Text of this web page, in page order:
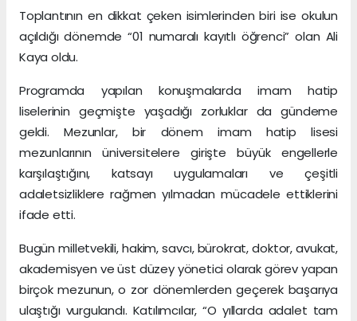
Toplantının en dikkat çeken isimlerinden biri ise okulun
açıldığı dönemde “01 numaralı kayıtlı öğrenci” olan Ali
Kaya oldu.
Programda yapılan konuşmalarda imam hatip
liselerinin geçmişte yaşadığı zorluklar da gündeme
geldi. Mezunlar, bir dönem imam hatip lisesi
mezunlarının üniversitelere girişte büyük engellerle
karşılaştığını, katsayı uygulamaları ve çeşitli
adaletsizliklere rağmen yılmadan mücadele ettiklerini
ifade etti.
Bugün milletvekili, hakim, savcı, bürokrat, doktor, avukat,
akademisyen ve üst düzey yönetici olarak görev yapan
birçok mezunun, o zor dönemlerden geçerek başarıya
ulaştığı vurgulandı. Katılımcılar, “O yıllarda adalet tam